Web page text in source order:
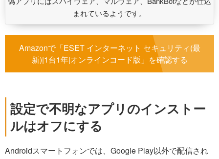
まれているようです。
Amazonで「ESET インターネット セキュリティ(最
新)|1台1年|オンラインコード版」を確認する
設定で不明なアプリのインストー
ルはオフにする
Androidスマートフォンでは、Google Play以外で配信され